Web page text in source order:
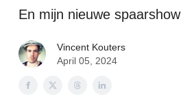
En mijn nieuwe
Vincent Kouters
April 05, 2024